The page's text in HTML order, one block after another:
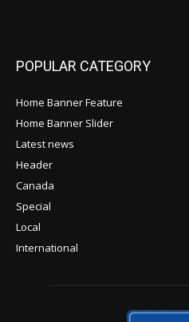
POPULAR CATEGORY
Home Banner Feature
Home Banner Slider
Latest news
Header
Canada
Special
Local
International